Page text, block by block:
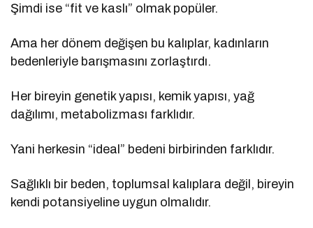
Şimdi ise “fit ve kaslı” olmak popüler.
Ama her dönem değişen bu kalıplar, kadınların
bedenleriyle barışmasını zorlaştırdı.
Her bireyin genetik yapısı, kemik yapısı, yağ
dağılımı, metabolizması farklıdır.
Yani herkesin “ideal” bedeni birbirinden farklıdır.
Sağlıklı bir beden, toplumsal kalıplara değil, bireyin
kendi potansiyeline uygun olmalıdır.